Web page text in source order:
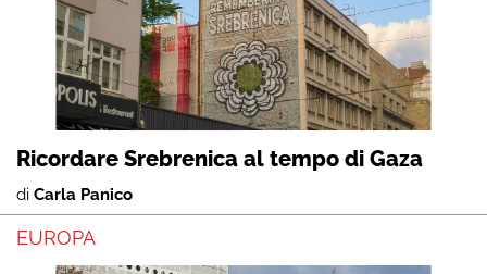
Ricordare Srebrenica al tempo di Gaza
di Carla Panico
EUROPA